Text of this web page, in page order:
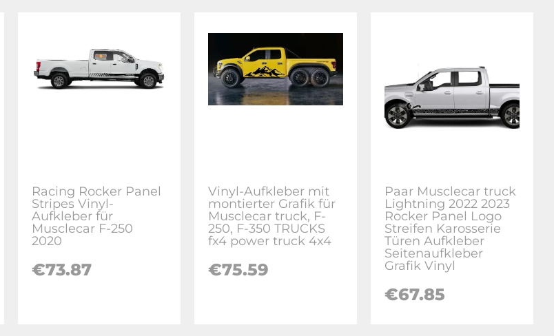
Racing Rocker Panel
Stripes Vinyl-
Aufkleber für
Musclecar F-250
2020
€73.87
Vinyl-Aufkleber mit
montierter Grafik für
Musclecar truck, F-
250, F-350 TRUCKS
fx4 power truck 4x4
€75.59
Paar Musclecar truck
Lightning 2022 2023
Rocker Panel Logo
Streifen Karosserie
Türen Aufkleber
Seitenaufkleber
Grafik Vinyl
€67.85